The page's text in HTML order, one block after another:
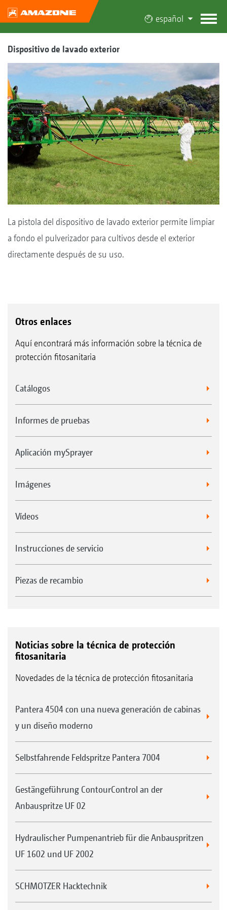
español
Dispositivo de lavado exterior
La pistola del dispositivo de lavado exterior permite limpiar
a fondo el pulverizador para cultivos desde el exterior
directamente después de su uso.
Otros enlaces
Aquí encontrará más información sobre la técnica de
protección fitosanitaria
Catálogos
Informes de pruebas
Aplicación mySprayer
Imágenes
Vídeos
Instrucciones de servicio
Piezas de recambio
Noticias sobre la técnica de protección
fitosanitaria
Novedades de la técnica de protección fitosanitaria
Pantera 4504 con una nueva generación de cabinas
y un diseño moderno
Selbstfahrende Feldspritze Pantera 7004
Gestängeführung ContourControl an der
Anbauspritze UF 02
Hydraulischer Pumpenantrieb für die Anbauspritzen
UF 1602 und UF 2002
SCHMOTZER Hacktechnik